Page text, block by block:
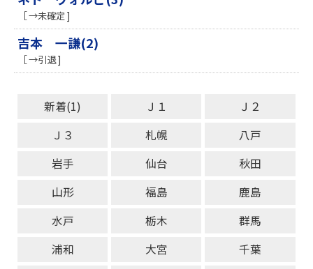
［ →未確定 ]
吉本 一謙(2)
［ →引退 ]
新着(1) Ｊ１
Ｊ２
Ｊ３
札幌
八戸
岩手
仙台
秋田
山形
福島
鹿島
水戸
栃木
群馬
浦和
大宮
千葉